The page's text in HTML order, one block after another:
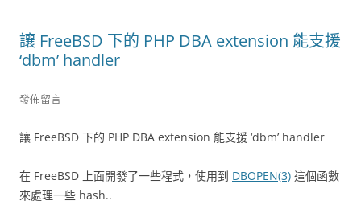
讓 FreeBSD 下的 PHP DBA extension 能支援
‘dbm’ handler
發佈留言
讓 FreeBSD 下的 PHP DBA extension 能支援 ‘dbm’ handler
在 FreeBSD 上面開發了一些程式，使用到 DBOPEN(3) 這個函數
來處理一些 hash..